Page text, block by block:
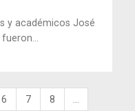
y académicos José
6 7 8